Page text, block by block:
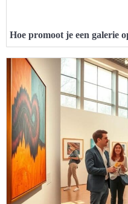
Hoe promoot je een galerie